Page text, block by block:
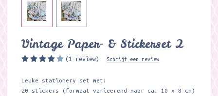
Vintage Paper- & Stickerset 2
(1 review) Schrijf een review
Leuke stationery set met:
20 stickers (formaat varieerend maar ca. 10 x 8 cm)